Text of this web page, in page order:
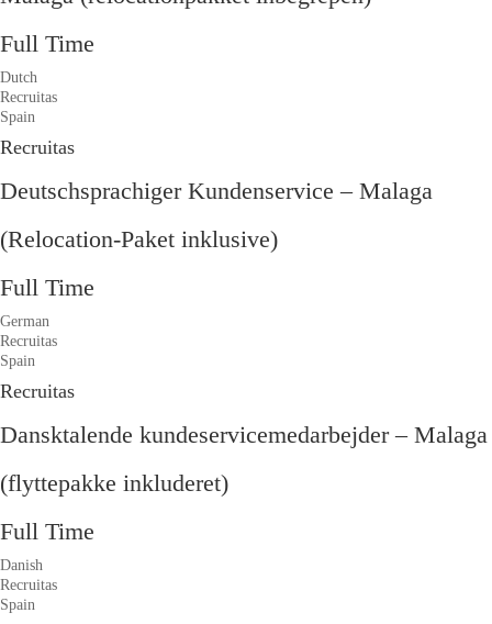
Full Time
Dutch
Recruitas
Spain
Recruitas
Deutschsprachiger Kundenservice – Malaga
(Relocation-Paket inklusive)
Full Time
German
Recruitas
Spain
Recruitas
Dansktalende kundeservicemedarbejder – Malaga
(flyttepakke inkluderet)
Full Time
Danish
Recruitas
Spain